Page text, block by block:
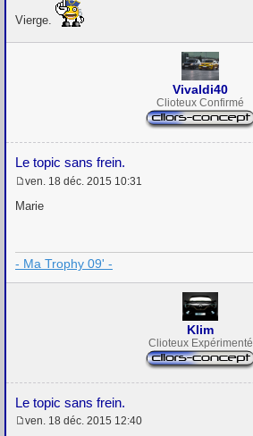
s
s
a
Vierge.
Vivaldi40
Clioteux Confirmé
Le topic sans frein.
e
g
e
ven. 18 déc. 2015 10:31
Marie
- Ma Trophy 09' -
Klim
Clioteux Expérimenté
Le topic sans frein.
ven. 18 déc. 2015 12:40